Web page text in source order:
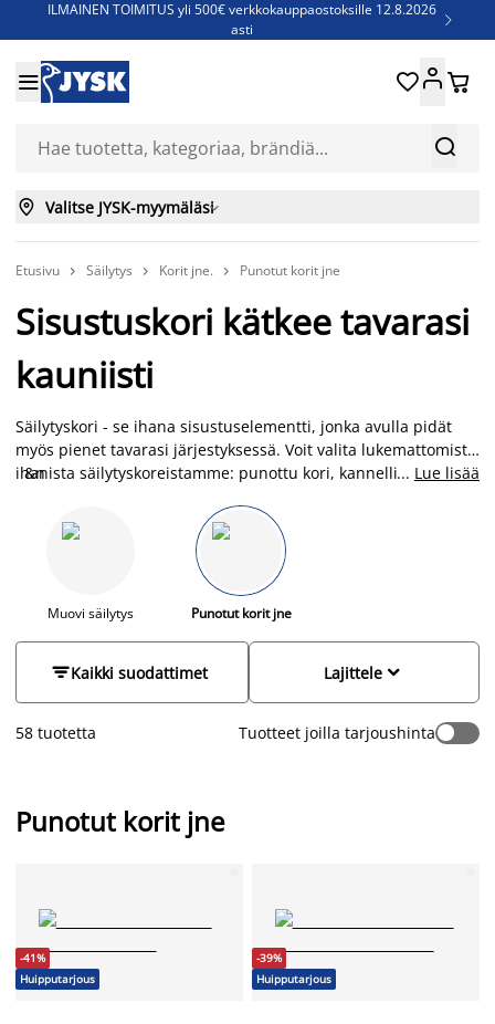
ILMAINEN TOIMITUS yli 500€ verkkokauppaostoksille 12.8.2026
asti

Jenkkisänkyjä - Säästä jopa 60%


 
 Valitse JYSK-myymäläsi
Etusivu  Säilytys  Korit jne.  Punotut korit jne
Sisustuskori kätkee tavarasi
kauniisti
Säilytyskori - se ihana sisustuselementti, jonka avulla pidät
myös pienet tavarasi järjestyksessä. Voit valita lukemattomista
ihanista säilytyskoreistamme: punottu kori, kannellinen
tavarat piiloon helposti ja ovat samalla myös kauniita
sisustuselementtejä. Kori on mielenkiintoinen alusta myös
kukalle, yrteille tai minikuuselle. Tyylikäs sisustuskori voi
toimia lisäksi vaikkapa lehti- tai lelukorina - vain mielikuvitus
on rajana. Sijoittamalla korin esimerkiksi vaatekaappiin pidät
lipaston laatikon sisälle pienempiä koreja ja jaa laatikon tila
useampaan osaan.
Valikoimastamme löydät korit kahvoilla ja ilman sekä useissa
&n ... Lue lisää
Muovi säilytys Punotut korit jne
Kaikki suodattimet 
Lajittele
58 tuotetta Tuotteet joilla tarjoushinta
Punotut korit jne
-41%
Huipputarjous
-39%
Huipputarjous